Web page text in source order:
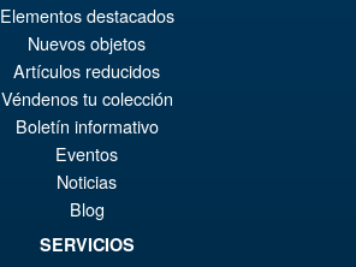
PRE ORDENA
S.H.Figuarts One Piece Sir
Crocodile (Marineford) Action
Figure
Elementos destacados
Nuevos objetos
Artículos reducidos
Véndenos tu colección
Boletín informativo
Eventos
Noticias
Blog
SERVICIOS